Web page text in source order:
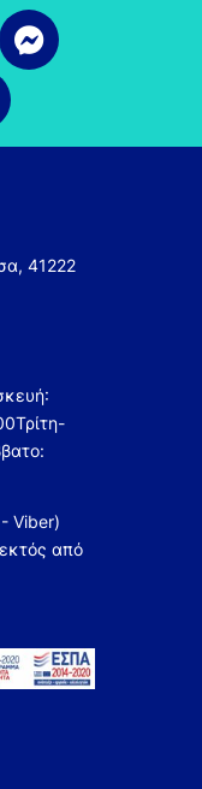
41222
Τρίτη-
Viber)
από